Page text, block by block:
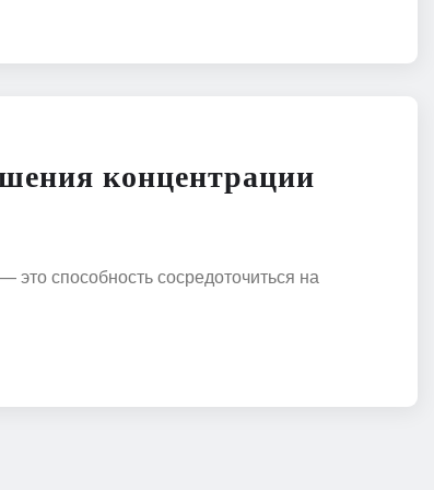
концентрации
способность сосредоточиться на